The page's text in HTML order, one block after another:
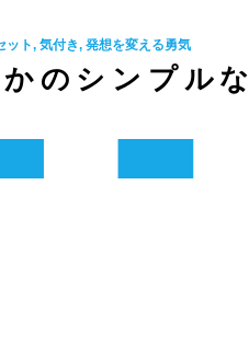
ット, 気付き, 発想を変える勇気
のシンプルな